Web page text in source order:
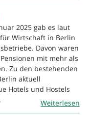
2025 gab es laut
Wirtschaft in Berlin
Davon waren
mit mehr als
Zu den bestehenden
aktuell
Hotels und Hostels
Weiterlesen